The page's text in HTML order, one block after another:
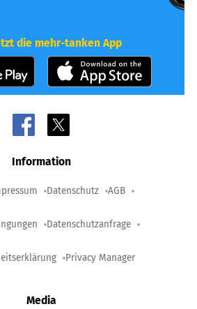
die mehr-tanken App
Information
Datenschutz AGB
Datenschutzanfrage
Privacy Manager
Media